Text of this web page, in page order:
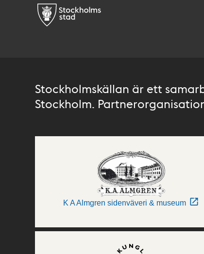
Stockholmskällan är ett
Stockholm.
K A Almgren sidenväveri & museum